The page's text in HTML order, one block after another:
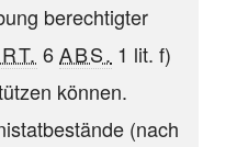
berechtigter
6ABS. 1 lit. f)
können.
(nach